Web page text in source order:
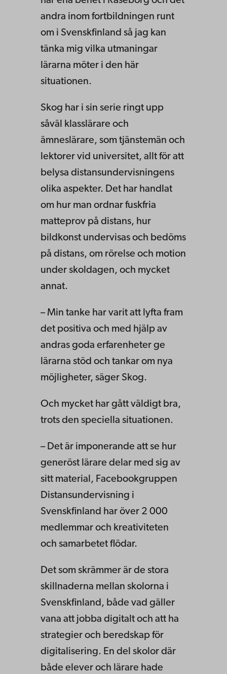
andra inom fortbildningen runt
om i Svenskfinland så jag kan
tänka mig vilka utmaningar
lärarna möter i den här
situationen.
Skog har i sin serie ringt upp
såväl klasslärare och
ämneslärare, som tjänstemän och
lektorer vid universitet, allt för att
belysa distansundervisningens
olika aspekter. Det har handlat
om hur man ordnar fuskfria
matteprov på distans, hur
bildkonst undervisas och bedöms
på distans, om rörelse och motion
under skoldagen, och mycket
annat.
– Min tanke har varit att lyfta fram
det positiva och med hjälp av
andras goda erfarenheter ge
lärarna stöd och tankar om nya
möjligheter, säger Skog.
Och mycket har gått väldigt bra,
trots den speciella situationen.
– Det är imponerande att se hur
generöst lärare delar med sig av
sitt material, Facebookgruppen
Distansundervisning i
Svenskfinland har över 2 000
medlemmar och kreativiteten
och samarbetet flödar.
Det som skrämmer är de stora
skillnaderna mellan skolorna i
Svenskfinland, både vad gäller
vana att jobba digitalt och att ha
strategier och beredskap för
digitalisering. En del skolor där
både elever och lärare hade